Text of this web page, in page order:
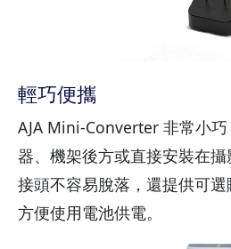
輕巧便攜
AJA Mini-Converter 非常小
器、機架後方或直接安裝在
接頭不容易脫落，還提供可選
方便使用電池供電。